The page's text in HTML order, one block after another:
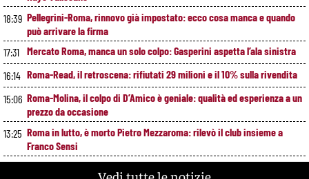
18:39 Pellegrini-Roma, rinnovo già impostato: ecco cosa manca e quando
può arrivare la firma
17:31 Mercato Roma, manca un solo colpo: Gasperini aspetta l’ala sinistra
16:14 Roma-Read, il retroscena: rifiutati 29 milioni e il 10% sulla rivendita
15:06 Roma-Molina, il colpo di D’Amico è geniale: qualità ed esperienza a un
prezzo da occasione
13:25 Roma in lutto, è morto Pietro Mezzaroma: rilevò il club insieme a
Franco Sensi
Roma, segnali di crescita contro il Newport: cosa ha funzionato e